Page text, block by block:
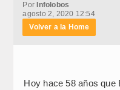
Por Infolobos
agosto 2, 2020 12:54
Volver a la Home
Hoy hace 58 años